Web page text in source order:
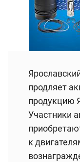
продляет
продукцию
Участники
к